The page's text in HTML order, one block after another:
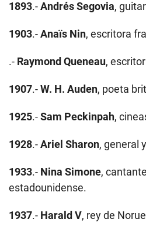
1893.-Andrés Segovia,
1903.-Anaïs Nin, escritora
.- Raymond Queneau,
1907.-W. H. Auden, poeta
1925.-Sam Peckinpah,
1928.-Ariel Sharon, general
1933.- Nina Simone,
estadounidense.
1937.- Harald V, rey de